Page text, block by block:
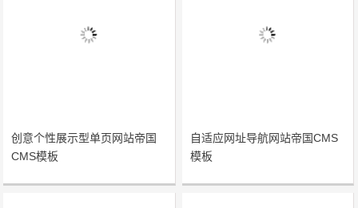
创意个性展示型单页网站帝国
CMS模板
自适应网址导航网站帝国CMS
模板